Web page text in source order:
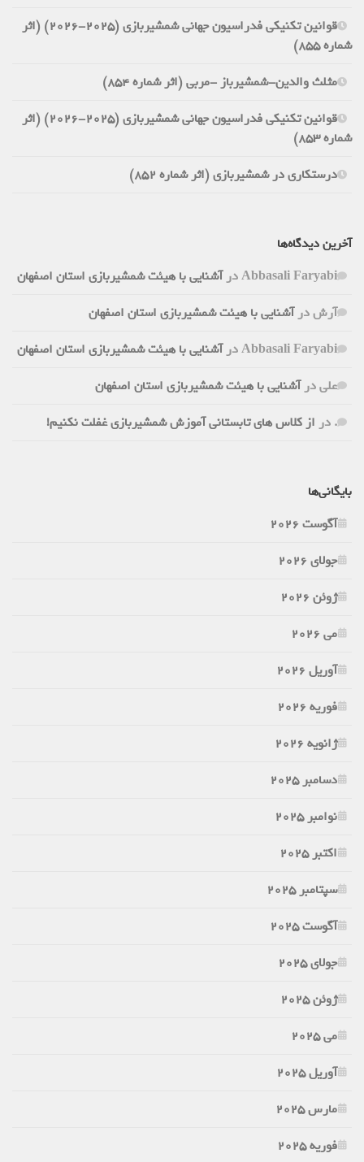
قوانین تکنیکی فدراسیون جهانی شمشیربازی (2025-2026) (اثر
شماره 855)
مثلث والدین-شمشیرباز -مربی (اثر شماره 854)
قوانین تکنیکی فدراسیون جهانی شمشیربازی (2025-2026) (اثر
شماره 853)
درستکاری در شمشیربازی (اثر شماره 852)
آخرین دیدگاه‌ها
Abbasali Faryabiدرآشنایی با هیئت شمشیربازی استان اصفهان
آرشدرآشنایی با هیئت شمشیربازی استان اصفهان
Abbasali Faryabiدرآشنایی با هیئت شمشیربازی استان اصفهان
علیدرآشنایی با هیئت شمشیربازی استان اصفهان
.دراز کلاس های تابستانی آموزش شمشیربازی غفلت نکنیم!
بایگانی‌ها
آگوست 2026
جولای 2026
ژوئن 2026
می 2026
آوریل 2026
فوریه 2026
ژانویه 2026
دسامبر 2025
نوامبر 2025
اکتبر 2025
سپتامبر 2025
آگوست 2025
جولای 2025
ژوئن 2025
می 2025
آوریل 2025
مارس 2025
فوریه 2025